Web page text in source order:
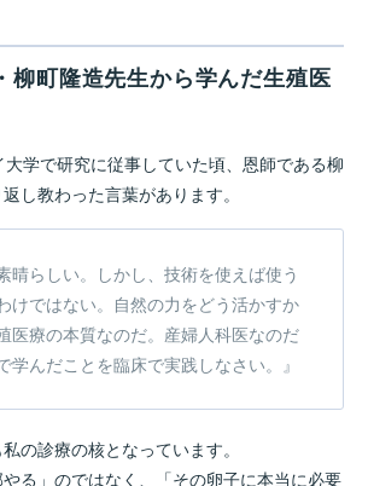
柳町隆造先生から学んだ生殖医
学で研究に従事していた頃、恩師である柳
し教わった言葉があります。
晴らしい。しかし、技術を使えば使う
けではない。自然の力をどう活かすか
医療の本質なのだ。産婦人科医なのだ
学んだことを臨床で実践しなさい。』
の診療の核となっています。
やる」のではなく、「その卵子に本当に必要